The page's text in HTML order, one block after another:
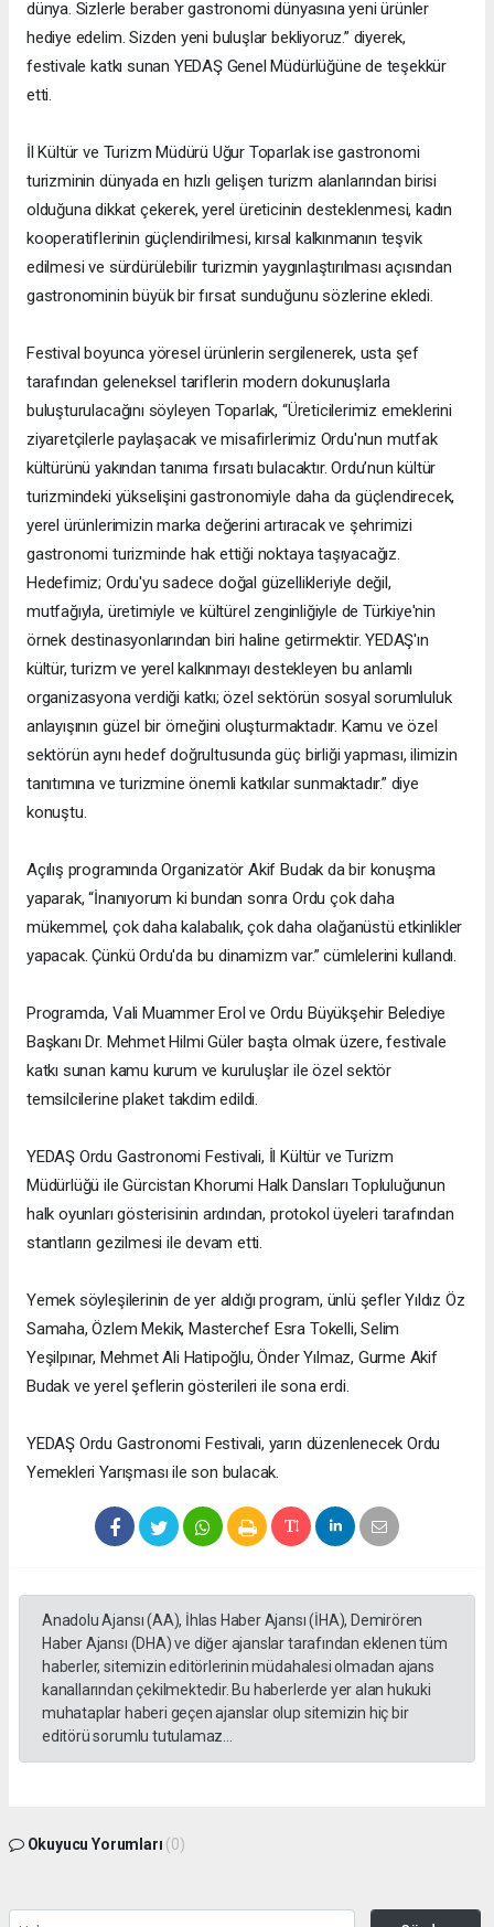
dünya. Sizlerle beraber gastronomi dünyasına yeni ürünler
hediye edelim. Sizden yeni buluşlar bekliyoruz.” diyerek,
festivale katkı sunan YEDAŞ Genel Müdürlüğüne de teşekkür
etti.
İl Kültür ve Turizm Müdürü Uğur Toparlak ise gastronomi
turizminin dünyada en hızlı gelişen turizm alanlarından birisi
olduğuna dikkat çekerek, yerel üreticinin desteklenmesi, kadın
kooperatiflerinin güçlendirilmesi, kırsal kalkınmanın teşvik
edilmesi ve sürdürülebilir turizmin yaygınlaştırılması açısından
gastronominin büyük bir fırsat sunduğunu sözlerine ekledi.
Festival boyunca yöresel ürünlerin sergilenerek, usta şef
tarafından geleneksel tariflerin modern dokunuşlarla
buluşturulacağını söyleyen Toparlak, “Üreticilerimiz emeklerini
ziyaretçilerle paylaşacak ve misafirlerimiz Ordu'nun mutfak
kültürünü yakından tanıma fırsatı bulacaktır. Ordu’nun kültür
turizmindeki yükselişini gastronomiyle daha da güçlendirecek,
yerel ürünlerimizin marka değerini artıracak ve şehrimizi
gastronomi turizminde hak ettiği noktaya taşıyacağız.
Hedefimiz; Ordu'yu sadece doğal güzellikleriyle değil,
mutfağıyla, üretimiyle ve kültürel zenginliğiyle de Türkiye'nin
örnek destinasyonlarından biri haline getirmektir. YEDAŞ'ın
kültür, turizm ve yerel kalkınmayı destekleyen bu anlamlı
organizasyona verdiği katkı; özel sektörün sosyal sorumluluk
anlayışının güzel bir örneğini oluşturmaktadır. Kamu ve özel
sektörün aynı hedef doğrultusunda güç birliği yapması, ilimizin
tanıtımına ve turizmine önemli katkılar sunmaktadır.” diye
konuştu.
Açılış programında Organizatör Akif Budak da bir konuşma
yaparak, “İnanıyorum ki bundan sonra Ordu çok daha
mükemmel, çok daha kalabalık, çok daha olağanüstü etkinlikler
yapacak. Çünkü Ordu'da bu dinamizm var.” cümlelerini kullandı.
Programda, Vali Muammer Erol ve Ordu Büyükşehir Belediye
Başkanı Dr. Mehmet Hilmi Güler başta olmak üzere, festivale
katkı sunan kamu kurum ve kuruluşlar ile özel sektör
temsilcilerine plaket takdim edildi.
YEDAŞ Ordu Gastronomi Festivali, İl Kültür ve Turizm
Müdürlüğü ile Gürcistan Khorumi Halk Dansları Topluluğunun
halk oyunları gösterisinin ardından, protokol üyeleri tarafından
stantların gezilmesi ile devam etti.
Yemek söyleşilerinin de yer aldığı program, ünlü şefler Yıldız Öz
Samaha, Özlem Mekik, Masterchef Esra Tokelli, Selim
Yeşilpınar, Mehmet Ali Hatipoğlu, Önder Yılmaz, Gurme Akif
Budak ve yerel şeflerin gösterileri ile sona erdi.
YEDAŞ Ordu Gastronomi Festivali, yarın düzenlenecek Ordu
Yemekleri Yarışması ile son bulacak.
Anadolu Ajansı (AA), İhlas Haber Ajansı (İHA), Demirören
Haber Ajansı (DHA) ve diğer ajanslar tarafından eklenen tüm
haberler, sitemizin editörlerinin müdahalesi olmadan ajans
kanallarından çekilmektedir. Bu haberlerde yer alan hukuki
muhataplar haberi geçen ajanslar olup sitemizin hiç bir
editörü sorumlu tutulamaz...
Okuyucu Yorumları (0)